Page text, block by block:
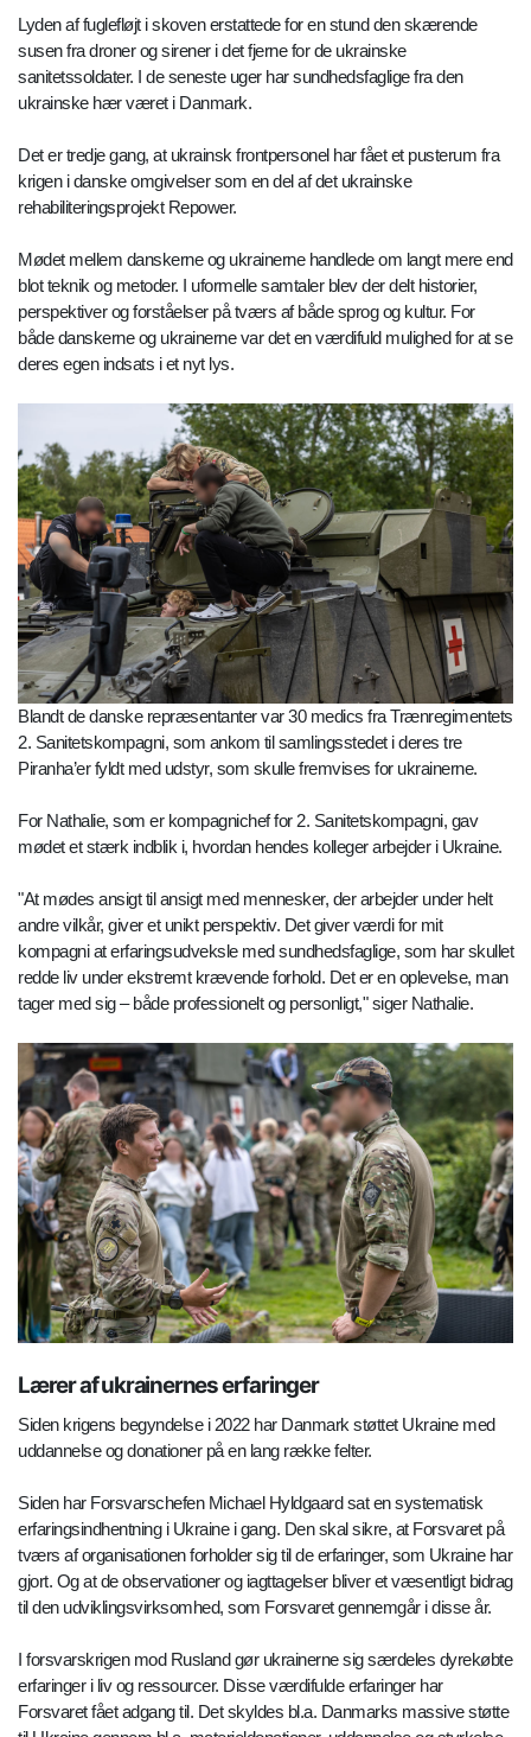
Lyden af fuglefløjt i skoven erstattede for en stund den skærende
susen fra droner og sirener i det fjerne for de ukrainske
sanitetssoldater. I de seneste uger har sundhedsfaglige fra den
ukrainske hær været i Danmark.
Det er tredje gang, at ukrainsk frontpersonel har fået et pusterum fra
krigen i danske omgivelser som en del af det ukrainske
rehabiliteringsprojekt Repower.
Mødet mellem danskerne og ukrainerne handlede om langt mere end
blot teknik og metoder. I uformelle samtaler blev der delt historier,
perspektiver og forståelser på tværs af både sprog og kultur. For
både danskerne og ukrainerne var det en værdifuld mulighed for at se
deres egen indsats i et nyt lys.
Blandt de danske repræsentanter var 30 medics fra Trænregimentets
2. Sanitetskompagni, som ankom til samlingsstedet i deres tre
Piranha’er fyldt med udstyr, som skulle fremvises for ukrainerne.
For Nathalie, som er kompagnichef for 2. Sanitetskompagni, gav
mødet et stærk indblik i, hvordan hendes kolleger arbejder i Ukraine.
"At mødes ansigt til ansigt med mennesker, der arbejder under helt
andre vilkår, giver et unikt perspektiv. Det giver værdi for mit
kompagni at erfaringsudveksle med sundhedsfaglige, som har skullet
redde liv under ekstremt krævende forhold. Det er en oplevelse, man
tager med sig – både professionelt og personligt," siger Nathalie.
Lærer af ukrainernes erfaringer
Siden krigens begyndelse i 2022 har Danmark støttet Ukraine med
uddannelse og donationer på en lang række felter.
Siden har Forsvarschefen Michael Hyldgaard sat en systematisk
erfaringsindhentning i Ukraine i gang. Den skal sikre, at Forsvaret på
tværs af organisationen forholder sig til de erfaringer, som Ukraine har
gjort. Og at de observationer og iagttagelser bliver et væsentligt bidrag
til den udviklingsvirksomhed, som Forsvaret gennemgår i disse år.
I forsvarskrigen mod Rusland gør ukrainerne sig særdeles dyrekøbte
erfaringer i liv og ressourcer. Disse værdifulde erfaringer har
Forsvaret fået adgang til. Det skyldes bl.a. Danmarks massive støtte